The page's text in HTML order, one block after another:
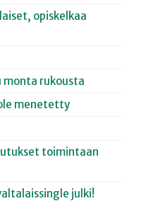
opiskelkaa
monta rukousta
menetetty
toimintaan
julki!